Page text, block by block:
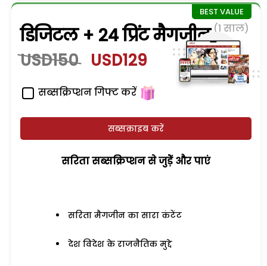
डिजिटल + 24 प्रिंट मैगजीन (1 साल)
USD150 USD129
सब्सक्रिप्शन गिफ्ट करें
सब्सक्राइब करें
सरिता सब्सक्रिप्शन से जुड़ेें और पाएं
सरिता मैगजीन का सारा कंटेंट
देश विदेश के राजनैतिक मुद्दे